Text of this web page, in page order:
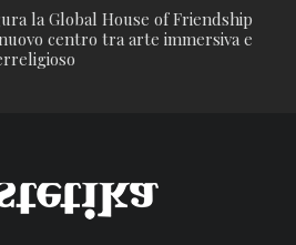
la Global House of Friendship
centro tra arte immersiva e